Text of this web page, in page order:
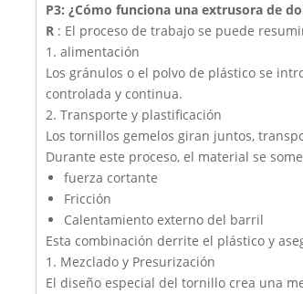
P3: ¿Cómo funciona una extrusora de
R : El proceso de trabajo se puede
1. alimentación
Los gránulos o el polvo de plástico se
controlada y continua.
2. Transporte y plastificación
Los tornillos gemelos giran juntos,
Durante este proceso, el material se
fuerza cortante
Fricción
Calentamiento externo del barril
Esta combinación derrite el plástico y
1. Mezclado y Presurización
El diseño especial del tornillo crea una